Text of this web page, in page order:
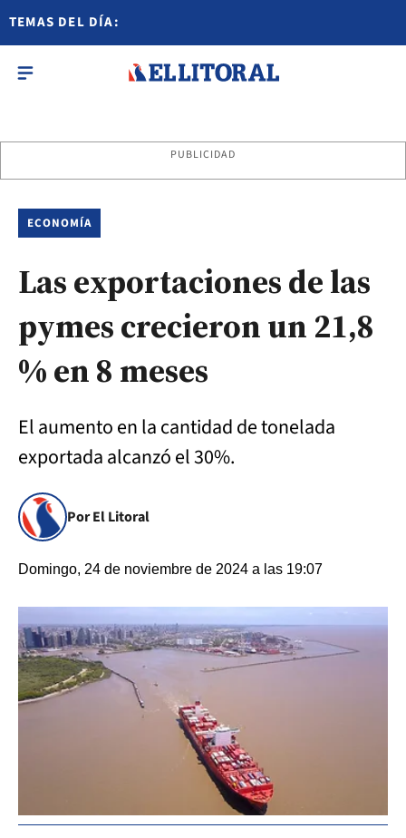
TEMAS DEL DÍA:
PUBLICIDAD
ECONOMÍA
Las exportaciones de las
pymes crecieron un 21,8
% en 8 meses
El aumento en la cantidad de tonelada
exportada alcanzó el 30%.
Por El Litoral
Domingo, 24 de noviembre de 2024 a las 19:07